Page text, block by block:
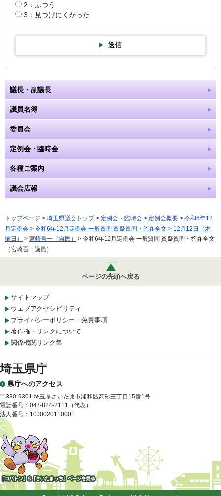
2：ふつう
3：見つけにくかった
送信
議長・副議長
議員名簿
委員会
定例会・臨時会
各種ご案内
議会広報
トップページ > 埼玉県議会トップ> 定例会・臨時会 > 定例会概要 > 令和6年12
月定例会 > 令和6年12月定例会 一般質問 質疑質問・答弁全文 > 12月12日（木
曜日）
> 宮崎吾一（自民）
> 令和6年12月定例会 一般質問 質疑質問・答弁全文
（宮崎吾一議員）
ページの先頭へ戻る
サイトマップ
ウェブアクセシビリティ
プライバシーポリシー・免責事項
著作権・リンクについて
関係機関リンク集
埼玉県庁
県庁へのアクセス
〒330-9301 埼玉県さいたま市浦和区高砂三丁目15番1号
電話番号：048-824-2111（代表）
法人番号：1000020110001
「コバトン」&「さいたまっ